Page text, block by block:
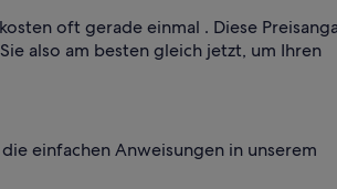
oft gerade einmal . Diese
also am besten gleich jetzt, um Ihren
einfachen Anweisungen in unserem